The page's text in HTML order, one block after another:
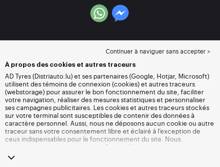
Continuer à naviguer sans accepter >
À propos des cookies et autres traceurs
AD Tyres (Distriauto.lu) et ses partenaires (Google, Hotjar, Microsoft)
utilisent des témoins de connexion (cookies) et autres traceurs
(webstorage) pour assurer le bon fonctionnement du site, faciliter
votre navigation, réaliser des mesures statistiques et personnaliser
ses campagnes publicitaires. Les cookies et autres traceurs stockés
sur votre terminal sont susceptibles de contenir des données à
caractère personnel. Aussi, nous ne déposons aucun cookie ou autre
traceur sans votre consentement libre et éclairé à l’exception de
ceux indispensables pour le fonctionnement du site. Nous
conservons votre choix pendant 6 mois. Vous pouvez retirer votre
consentement à tout moment en vous rendant sur la
autres traceurs